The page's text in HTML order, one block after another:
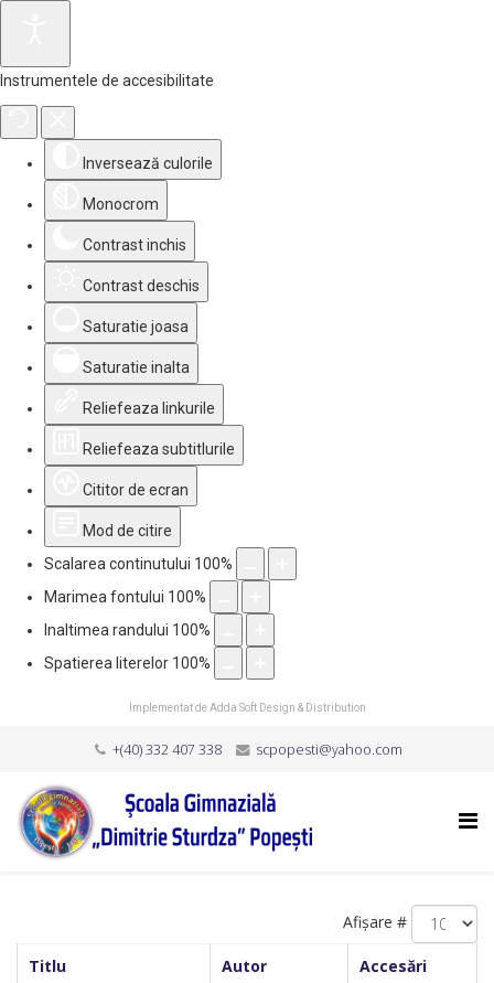
Instrumentele de accesibilitate
Inversează culorile
Monocrom
Contrast inchis
Contrast deschis
Saturatie joasa
Saturatie inalta
Reliefeaza linkurile
Reliefeaza subtitlurile
Cititor de ecran
Mod de citire
Scalarea continutului 100%
Marimea fontului 100%
Inaltimea randului 100%
Spatierea literelor 100%
Implementat deAdda Soft Design & Distribution
+(40) 332 407 338 scpopesti@yahoo.com
Afișare #
Titlu Autor Accesări